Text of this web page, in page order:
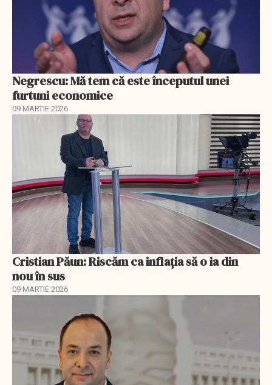
Negrescu: Mă tem că este începutul unei
furtuni economice
09 MARTIE 2026
Cristian Păun: Riscăm ca inflația să o ia din
nou în sus
09 MARTIE 2026